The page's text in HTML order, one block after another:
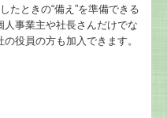
たときの“備え”を準備できる
人事業主や社長さんだけでな
役員の方も加入できます。